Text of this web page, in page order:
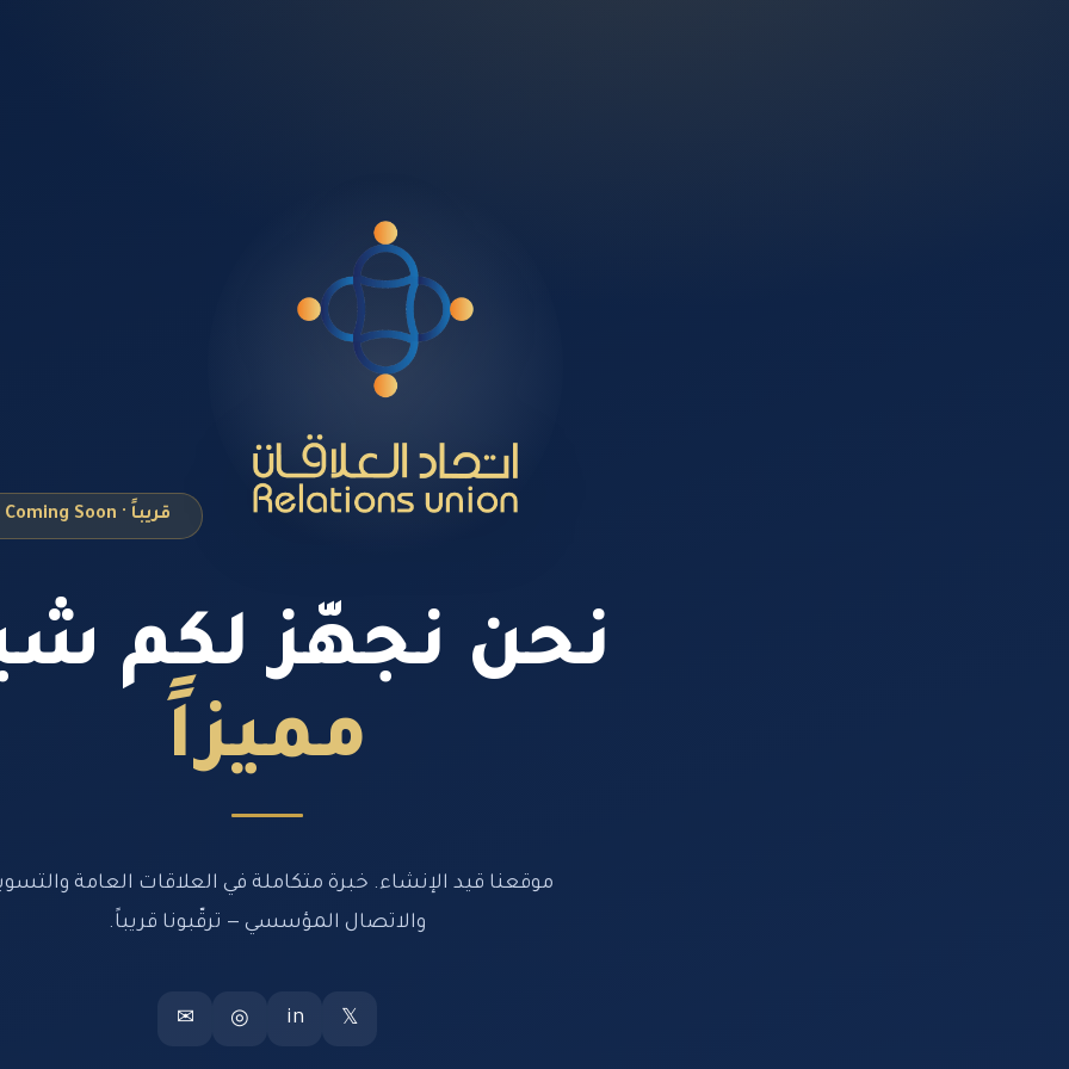
قريباً · Coming Soon
نحن نجهّز لكم
مميزاً
موقعنا قيد الإنشاء. خبرة متكاملة في العلاقات العامة
والاتصال المؤسسي — ترقّبونا قريباً.
𝕏
in
◎
✉